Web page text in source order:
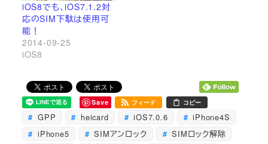
iOS8でも、iOS7.1.2対
応のSIM下駄は使用可
能！
2014-09-25
iOS8
Save フィード コピー
GPP heicard iOS7.0.6
iPhone4S
iPhone5
SIMアンロック
SIMロック解除